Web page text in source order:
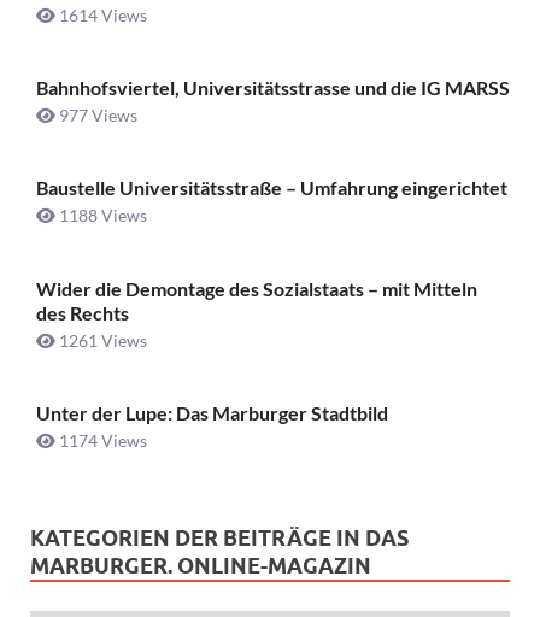
1614 Views
Bahnhofsviertel, Universitätsstrasse und die IG MARSS
977 Views
Baustelle Universitätsstraße ­– Umfahrung eingerichtet
1188 Views
Wider die Demontage des Sozialstaats – mit Mitteln
des Rechts
1261 Views
Unter der Lupe: Das Marburger Stadtbild
1174 Views
KATEGORIEN DER BEITRÄGE IN DAS
MARBURGER. ONLINE-MAGAZIN